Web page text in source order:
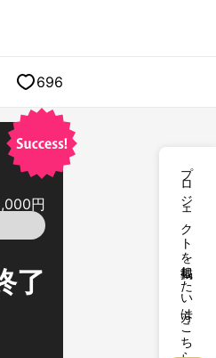
プロジェクトを掲載したい方はこちら
696
円
了